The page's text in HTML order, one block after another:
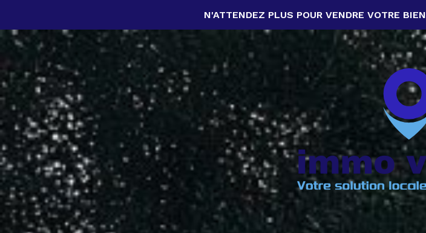
N'ATTENDEZ PLUS POUR VENDRE VOTRE BIEN